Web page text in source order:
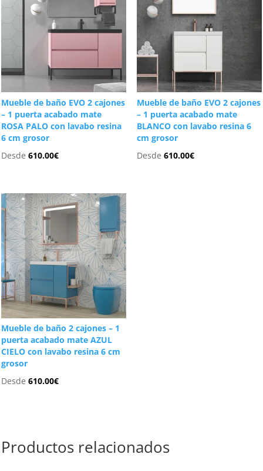
Mueble de baño EVO 2 cajones
– 1 puerta acabado mate
ROSA PALO con lavabo resina
6 cm grosor
Desde610.00€
Mueble de baño EVO 2 cajones
– 1 puerta acabado mate
BLANCO con lavabo resina 6
cm grosor
Desde 610.00€
Mueble de baño 2 cajones – 1
puerta acabado mate AZUL
CIELO con lavabo resina 6 cm
grosor
Desde610.00€
Productos relacionados